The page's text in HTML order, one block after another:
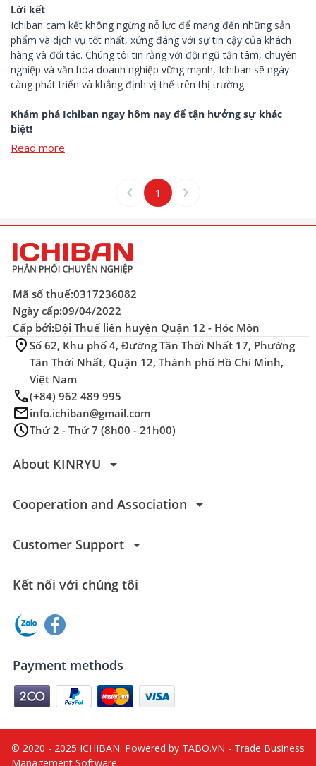
Lời kết
Ichiban cam kết không ngừng nỗ lực để mang đến những sản
phẩm và dịch vụ tốt nhất, xứng đáng với sự tin cậy của khách
hàng và đối tác. Chúng tôi tin rằng với đội ngũ tận tâm, chuyên
nghiệp và văn hóa doanh nghiệp vững mạnh, Ichiban sẽ ngày
càng phát triển và khẳng định vị thế trên thị trường.
Khám phá Ichiban ngay hôm nay để tận hưởng sự khác
biệt!
Read more
keyboard_arrow_left 1 keyboard_arrow_right
Mã số thuế:0317236082
Ngày cấp:09/04/2022
Cấp bởi:Đội Thuế liên huyện Quận 12 - Hóc Môn
location_on Số 62, Khu phố 4, Đường Tân Thới Nhất 17, Phường
Tân Thới Nhất, Quận 12, Thành phố Hồ Chí Minh,
Việt Nam
phone(+84) 962 489 995
mailinfo.ichiban@gmail.com
scheduleThứ 2 - Thứ 7 (8h00 - 21h00)
About KINRYU arrow_drop_down
Cooperation and Association arrow_drop_down
Customer Support arrow_drop_down
Kết nối với chúng tôi
Payment methods
© 2020 - 2025 ICHIBAN. Powered by TABO.VN - Trade Business
Management Software